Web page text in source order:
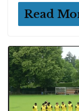
Read